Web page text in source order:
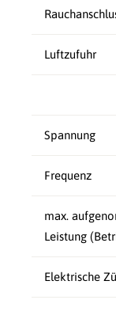
Luftzufuhr
Spannung
Frequenz
max.
Leistung
Elektrische